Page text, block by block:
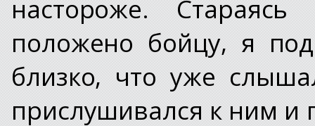
настороже.
положено бойцу, я
близко, что уже
прислушивался к ним и